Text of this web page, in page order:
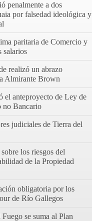
penalmente a dos
por falsedad ideológica y
paritaria de Comercio y
salarios
realizó un abrazo
Almirante Brown
el anteproyecto de Ley de
no Bancario
judiciales de Tierra del
los riesgos del
de la Propiedad
obligatoria por los
de Río Gallegos
se suma al Plan